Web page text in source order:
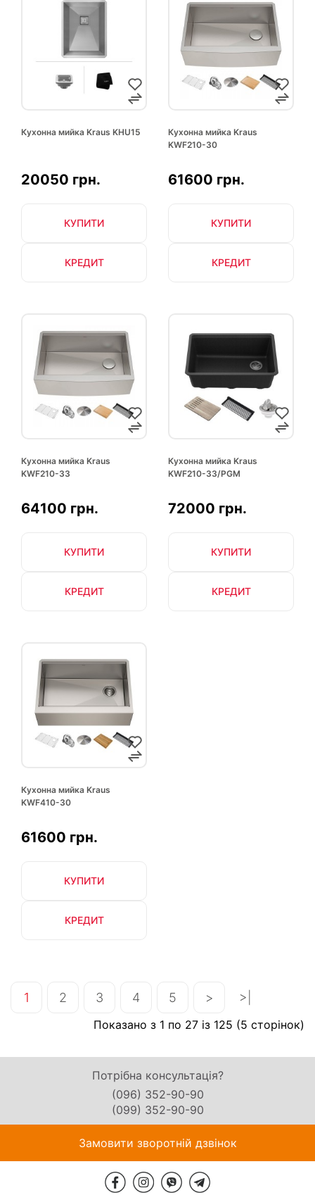
Кухонна мийка Kraus KHU15
20050 грн.
КУПИТИ
КРЕДИТ
Кухонна мийка Kraus
KWF210-30
61600 грн.
КУПИТИ
КРЕДИТ
Кухонна мийка Kraus
KWF210-33
64100 грн.
КУПИТИ
КРЕДИТ
Кухонна мийка Kraus
KWF210-33/PGM
72000 грн.
КУПИТИ
КРЕДИТ
Кухонна мийка Kraus
KWF410-30
61600 грн.
КУПИТИ
КРЕДИТ
1 2 3 4 5 > >|
Показано з 1 по 27 із 125 (5 сторінок)
Потрібна консультація?
(096) 352-90-90
(099) 352-90-90
Замовити зворотній дзвінок